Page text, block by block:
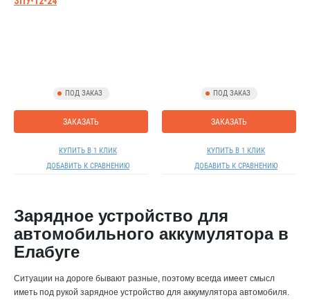
ПОД ЗАКАЗ
ЗАКАЗАТЬ
КУПИТЬ В 1 КЛИК
ДОБАВИТЬ К СРАВНЕНИЮ
ПОД ЗАКАЗ
ЗАКАЗАТЬ
КУПИТЬ В 1 КЛИК
ДОБАВИТЬ К СРАВНЕНИЮ
Зарядное устройство для
автомобильного аккумулятора в
Елабуге
Ситуации на дороге бывают разные, поэтому всегда имеет смысл
иметь под рукой зарядное устройство для аккумулятора автомобиля.